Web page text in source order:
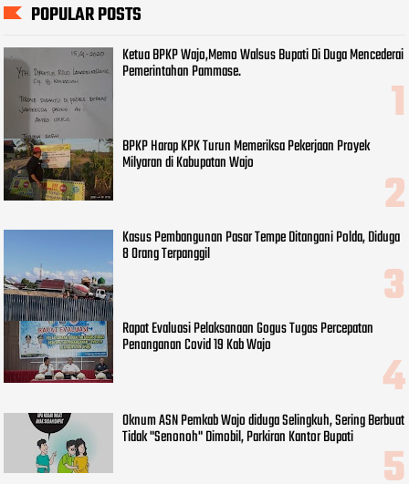
POPULAR POSTS
Ketua BPKP Wajo,Memo Walsus Bupati Di Duga Mencederai
Pemerintahan Pammase.
BPKP Harap KPK Turun Memeriksa Pekerjaan Proyek
Milyaran di Kabupatan Wajo
Kasus Pembangunan Pasar Tempe Ditangani Polda, Diduga
8 Orang Terpanggil
Rapat Evaluasi Pelaksanaan Gogus Tugas Percepatan
Penanganan Covid 19 Kab Wajo
Oknum ASN Pemkab Wajo diduga Selingkuh, Sering Berbuat
Tidak "Senonoh" Dimobil, Parkiran Kantor Bupati